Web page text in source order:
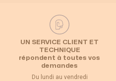
UN SERVICE CLIENT ET
TECHNIQUE
répondent à toutes vos
demandes
Du lundi au vendredi